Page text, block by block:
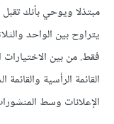
مبتذلا ويوحي بأنك
يتراوح بين الواحد
فقط. من بين
القائمة الرأسية
الإعلانات وسط